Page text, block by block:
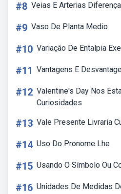
#8 Veias E Arterias Diferença
#9 Vaso De Planta Medio
#10 Variação De Entalpia
#11 Vantagens E
#12 Valentine's Day Nos
Curiosidades
#13 Vale Presente Livraria
#14 Uso Do Pronome Lhe
#15 Usando O Símbolo Ou
#16 Unidades De Medidas